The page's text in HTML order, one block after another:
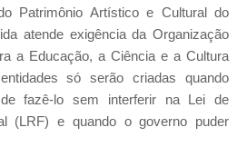
Patrimônio Artístico e Cultural do
atende exigência da Organização
a Educação, a Ciência e a Cultura
só serão criadas quando
de fazê-lo sem interferir na Lei de
(LRF) e quando o governo puder